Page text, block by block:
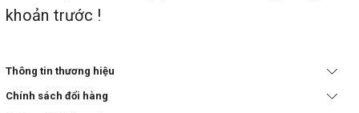
khoản trước !
Thông tin thương hiệu
Chính sách đổi hàng